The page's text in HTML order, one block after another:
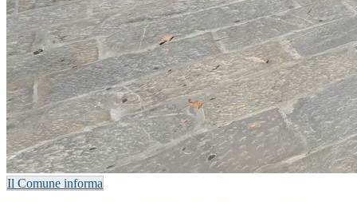
Il Comune informa